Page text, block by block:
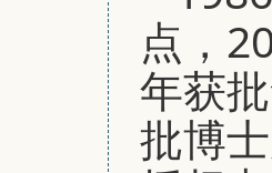
点，
年获
批博